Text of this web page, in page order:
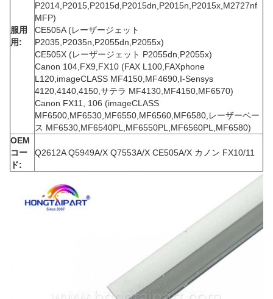
服用
用:
P2014,P2015,P2015d,P2015dn,P2015n,P2015x,M2727nf
MFP)
CE505A (レーザージェット
P2035,P2035n,P2055dn,P2055x)
CE505X (レーザージェット P2055dn,P2055x)
Canon 104,FX9,FX10 (FAX L100,FAXphone
L120,imageCLASS MF4150,MF4690,I-Sensys
4120,4140,4150,サテラ MF4130,MF4150,MF6570)
Canon FX11, 106 (imageCLASS
MF6500,MF6530,MF6550,MF6560,MF6580,レーザーベー
ス MF6530,MF6540PL,MF6550PL,MF6560PL,MF6580)
OEM
コー
ド:
Q2612A Q5949A/X Q7553A/X CE505A/X カノン FX10/11